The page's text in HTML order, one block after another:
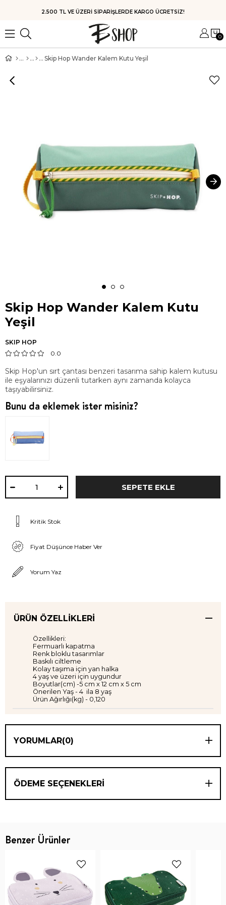
HIZLI KARGO
0
Skip Hop Wander Kalem Kutu Yeşil
Skip Hop Wander Kalem Kutu
Yeşil
SKIP HOP
0.0
Skip Hop'un sırt çantası benzeri tasarıma sahip kalem kutusu
ile eşyalarınızı düzenli tutarken aynı zamanda kolayca
taşıyabilirsiniz.
Bunu da eklemek ister misiniz?
Kritik Stok
Fiyat Düşünce Haber Ver
Yorum Yaz
ÜRÜN ÖZELLIKLERI
Özellikleri:
Fermuarlı kapatma
Renk bloklu tasarımlar
Baskılı ciltleme
Kolay taşıma için yan halka
4 yaş ve üzeri için uygundur
Boyutlar(cm) -5 cm x 12 cm x 5 cm
Önerilen Yaş - 4 ila 8 yaş
Ürün Ağırlığı(kg) - 0,120
YORUMLAR(0)
ÖDEME SEÇENEKLERI
Benzer Ürünler